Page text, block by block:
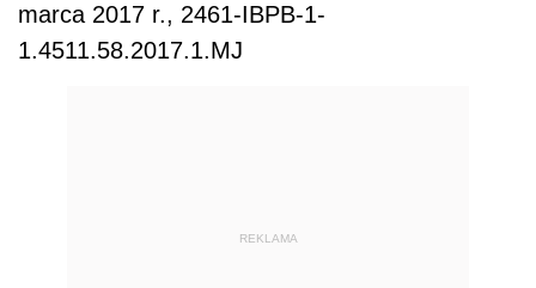
marca 2017 r., 2461-IBPB-1-
1.4511.58.2017.1.MJ
REKLAMA